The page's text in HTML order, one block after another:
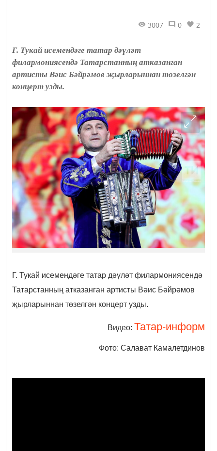
3007 0 2
Г. Тукай исемендәге татар дәүләт
филармониясендә Татарстанның атказанган
артисты Вәис Бәйрәмов җырларыннан төзелгән
концерт узды.
Г. Тукай исемендәге татар дәүләт филармониясендә
Татарстанның атказанган артисты Вәис Бәйрәмов
җырларыннан төзелгән концерт узды.
Видео: Татар-информ
Фото: Салават Камалетдинов